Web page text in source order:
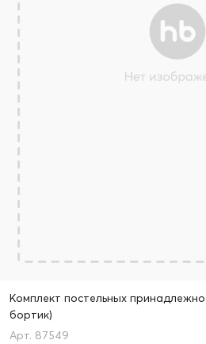
Комплект постельных
бортик)
87549